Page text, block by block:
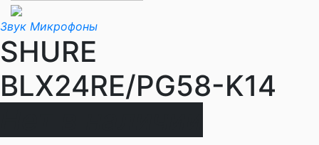
Звук Микрофоны
SHURE
BLX24RE/PG58-K14